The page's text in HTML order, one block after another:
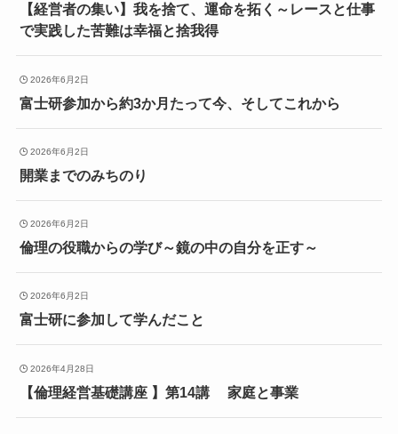
【経営者の集い】我を捨て、運命を拓く～レースと仕事
で実践した苦難は幸福と捨我得
2026年6月2日
富士研参加から約3か月たって今、そしてこれから
2026年6月2日
開業までのみちのり
2026年6月2日
倫理の役職からの学び～鏡の中の自分を正す～
2026年6月2日
富士研に参加して学んだこと
2026年4月28日
【倫理経営基礎講座 】第14講 家庭と事業